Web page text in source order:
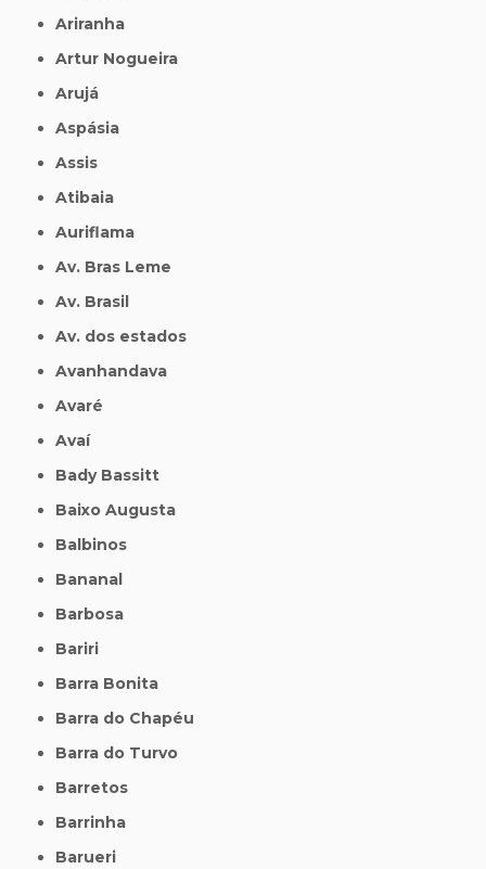
Ariranha
Artur Nogueira
Arujá
Aspásia
Assis
Atibaia
Auriflama
Av. Bras Leme
Av. Brasil
Av. dos estados
Avanhandava
Avaré
Avaí
Bady Bassitt
Baixo Augusta
Balbinos
Bananal
Barbosa
Bariri
Barra Bonita
Barra do Chapéu
Barra do Turvo
Barretos
Barrinha
Barueri